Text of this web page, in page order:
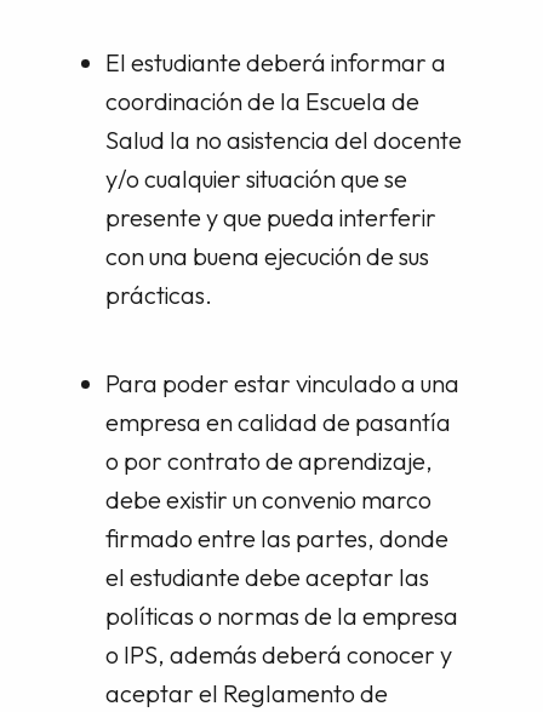
El estudiante deberá informar a
coordinación de la Escuela de
Salud la no asistencia del docente
y/o cualquier situación que se
presente y que pueda interferir
con una buena ejecución de sus
prácticas.
Para poder estar vinculado a una
empresa en calidad de pasantía
o por contrato de aprendizaje,
debe existir un convenio marco
firmado entre las partes, donde
el estudiante debe aceptar las
políticas o normas de la empresa
o IPS, además deberá conocer y
aceptar el Reglamento de